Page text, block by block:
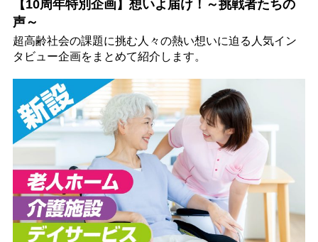
【10周年特別企画】想いよ届け！～挑戦者たちの
声～
超高齢社会の課題に挑む人々の熱い想いに迫る人気イン
タビュー企画をまとめて紹介します。